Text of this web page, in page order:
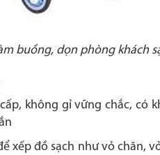
buồng, dọn phòng khách
không gỉ vững chắc, có
xếp đồ sạch như vỏ chăn,